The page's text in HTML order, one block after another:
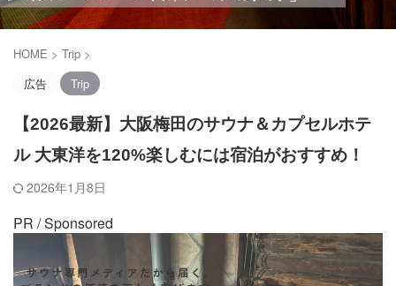
HOME > Trip >
広告
Trip
【2026最新】大阪梅田のサウナ＆カプセルホテ
ル 大東洋を120%楽しむには宿泊がおすすめ！
2026年1月8日
PR / Sponsored